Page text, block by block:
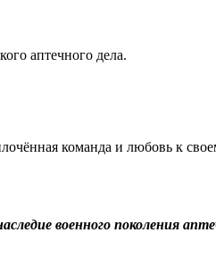
аптечного дела.
команда и любовь к
военного поколения